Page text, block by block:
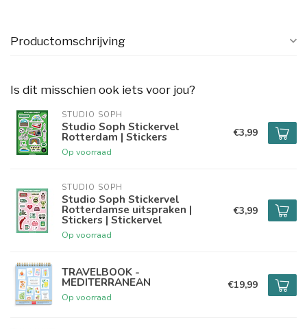
Productomschrijving
Is dit misschien ook iets voor jou?
STUDIO SOPH
Studio Soph Stickervel
Rotterdam | Stickers
Op voorraad
€3,99
STUDIO SOPH
Studio Soph Stickervel
Rotterdamse uitspraken |
Stickers | Stickervel
Op voorraad
€3,99
TRAVELBOOK -
MEDITERRANEAN
Op voorraad
€19,99